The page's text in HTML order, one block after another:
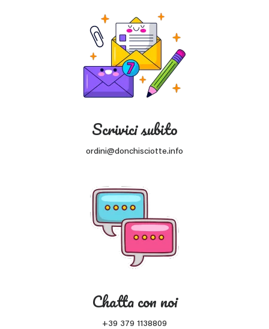
Scrivici subito
ordini@donchisciotte.info
Chatta con noi
+39 379 1138809